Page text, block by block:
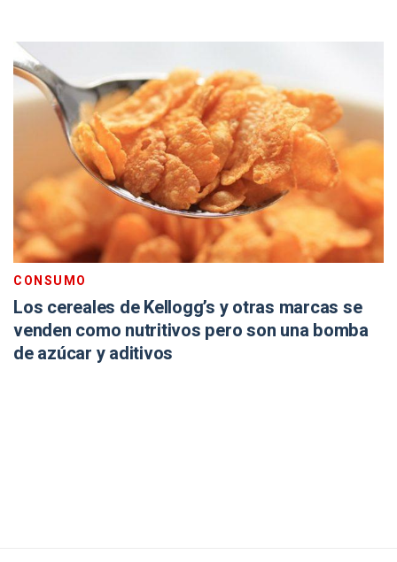
CONSUMO
Los cereales de Kellogg’s y otras marcas se
venden como nutritivos pero son una bomba
de azúcar y aditivos